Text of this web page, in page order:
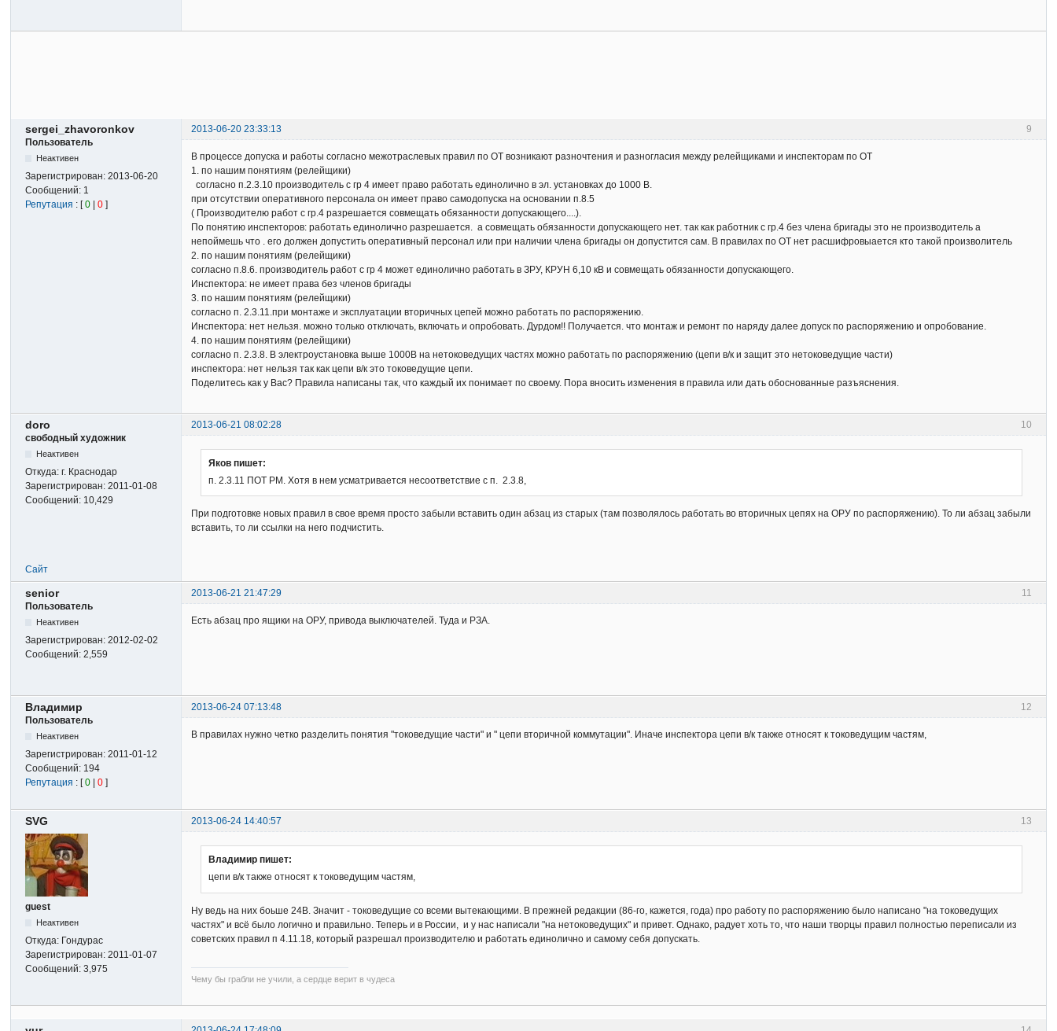
9
sergei_zhavoronkov
2013-06-20 23:33:13
Пользователь
Неактивен
Зарегистрирован:2013-06-20
Сообщений: 1
Репутация : [0 |0 ]
В процессе допуска и работы согласно межотраслевых правил по ОТ возникают разночтения и разногласия между релейщиками и инспекторам по ОТ
1. по нашим понятиям (релейщики)
согласно п.2.3.10 производитель с гр 4 имеет право работать единолично в эл. установках до 1000 В.
при отсутствии оперативного персонала он имеет право самодопуска на основании п.8.5
( Производителю работ с гр.4 разрешается совмещать обязанности допускающего....).
По понятию инспекторов: работать единолично разрешается. а совмещать обязанности допускающего нет. так как работник с гр.4 без члена бригады это не производитель а
непоймешь что . его должен допустить оперативный персонал или при наличии члена бригады он допустится сам. В правилах по ОТ нет расшифровыается кто такой произволитель
2. по нашим понятиям (релейщики)
согласно п.8.6. производитель работ с гр 4 может единолично работать в ЗРУ, КРУН 6,10 кВ и совмещать обязанности допускающего.
Инспектора: не имеет права без членов бригады
3. по нашим понятиям (релейщики)
согласно п. 2.3.11.при монтаже и эксплуатации вторичных цепей можно работать по распоряжению.
Инспектора: нет нельзя. можно только отключать, включать и опробовать. Дурдом!! Получается. что монтаж и ремонт по наряду далее допуск по распоряжению и опробование.
4. по нашим понятиям (релейщики)
согласно п. 2.3.8. В электроустановка выше 1000В на нетоковедущих частях можно работать по распоряжению (цепи в/к и защит это нетоковедущие части)
инспектора: нет нельзя так как цепи в/к это токоведущие цепи.
Поделитесь как у Вас? Правила написаны так, что каждый их понимает по своему. Пора вносить изменения в правила или дать обоснованные разъяснения.
10
doro
2013-06-21 08:02:28
свободный художник
Неактивен
Откуда:г. Краснодар
Зарегистрирован:2011-01-08
Сообщений: 10,429
Яков пишет:
п. 2.3.11 ПОТ РМ. Хотя в нем усматривается несоответствие с п. 2.3.8,
При подготовке новых правил в свое время просто забыли вставить один абзац из старых (там позволялось работать во вторичных цепях на ОРУ по распоряжению). То ли абзац забыли
вставить, то ли ссылки на него подчистить.
Сайт
11
senior
2013-06-21 21:47:29
Пользователь
Неактивен
Зарегистрирован:2012-02-02
Сообщений:2,559
Есть абзац про ящики на ОРУ, привода выключателей. Туда и РЗА.
12
Владимир
2013-06-24 07:13:48
Пользователь
Неактивен
Зарегистрирован:2011-01-12
Сообщений: 194
Репутация : [0 |0 ]
В правилах нужно четко разделить понятия "токоведущие части" и " цепи вторичной коммутации". Иначе инспектора цепи в/к также относят к токоведущим частям,
13
SVG 2013-06-24 14:40:57
guest
Неактивен
Откуда: Гондурас
Зарегистрирован:2011-01-07
Сообщений:3,975
Владимир пишет:
цепи в/к также относят к токоведущим частям,
Ну ведь на них боьше 24В. Значит - токоведущие со всеми вытекающими. В прежней редакции (86-го, кажется, года) про работу по распоряжению было написано "на токоведущих
частях" и всё было логично и правильно. Теперь и в России, и у нас написали "на нетоковедущих" и привет. Однако, радует хоть то, что наши творцы правил полностью переписали из
советских правил п 4.11.18, который разрешал производителю и работать единолично и самому себя допускать.
Чему бы грабли не учили, а сердце верит в чудеса